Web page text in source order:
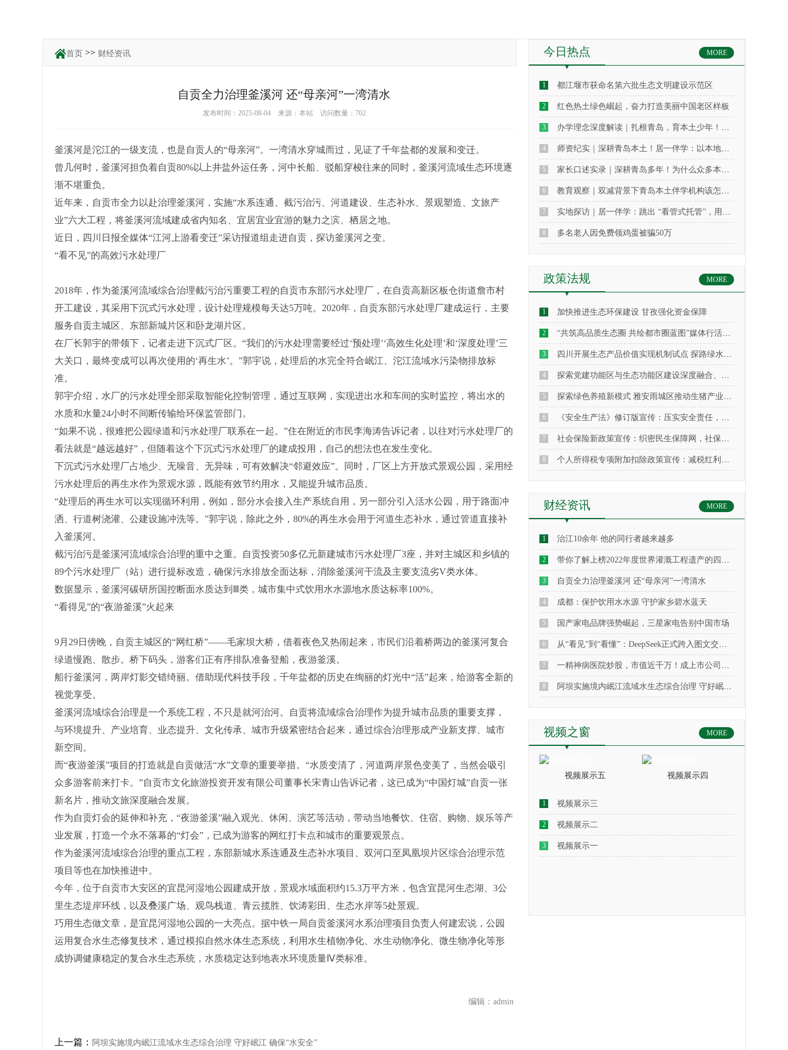
首页 >> 财经资讯
自贡全力治理釜溪河 还“母亲河”一湾清水
发布时间：2025-08-04 来源：本站 访问数量：702
釜溪河是沱江的一级支流，也是自贡人的“母亲河”。一湾清水穿城而过，见证了千年盐都的发展和变迁。
曾几何时，釜溪河担负着自贡80%以上井盐外运任务，河中长船、驳船穿梭往来的同时，釜溪河流域生态环境逐
渐不堪重负。
近年来，自贡市全力以赴治理釜溪河，实施“水系连通、截污治污、河道建设、生态补水、景观塑造、文旅产
业”六大工程，将釜溪河流域建成省内知名、宜居宜业宜游的魅力之滨、栖居之地。
近日，四川日报全媒体“江河上游看变迁”采访报道组走进自贡，探访釜溪河之变。
“看不见”的高效污水处理厂
2018年，作为釜溪河流域综合治理截污治污重要工程的自贡市东部污水处理厂，在自贡高新区板仓街道詹市村
开工建设，其采用下沉式污水处理，设计处理规模每天达5万吨。2020年，自贡东部污水处理厂建成运行，主要
服务自贡主城区、东部新城片区和卧龙湖片区。
在厂长郭宇的带领下，记者走进下沉式厂区。“我们的污水处理需要经过‘预处理’‘高效生化处理’和‘深度处理’三
大关口，最终变成可以再次使用的‘再生水’。”郭宇说，处理后的水完全符合岷江、沱江流域水污染物排放标
准。
郭宇介绍，水厂的污水处理全部采取智能化控制管理，通过互联网，实现进出水和车间的实时监控，将出水的
水质和水量24小时不间断传输给环保监管部门。
“如果不说，很难把公园绿道和污水处理厂联系在一起。”住在附近的市民李海涛告诉记者，以往对污水处理厂的
看法就是“越远越好”，但随着这个下沉式污水处理厂的建成投用，自己的想法也在发生变化。
下沉式污水处理厂占地少、无噪音、无异味，可有效解决“邻避效应”。同时，厂区上方开放式景观公园，采用经
污水处理后的再生水作为景观水源，既能有效节约用水，又能提升城市品质。
“处理后的再生水可以实现循环利用，例如，部分水会接入生产系统自用，另一部分引入活水公园，用于路面冲
洒、行道树浇灌、公建设施冲洗等。”郭宇说，除此之外，80%的再生水会用于河道生态补水，通过管道直接补
入釜溪河。
截污治污是釜溪河流域综合治理的重中之重。自贡投资50多亿元新建城市污水处理厂3座，并对主城区和乡镇的
89个污水处理厂（站）进行提标改造，确保污水排放全面达标，消除釜溪河干流及主要支流劣V类水体。
数据显示，釜溪河碳研所国控断面水质达到Ⅲ类，城市集中式饮用水水源地水质达标率100%。
“看得见”的“夜游釜溪”火起来
9月29日傍晚，自贡主城区的“网红桥”——毛家坝大桥，借着夜色又热闹起来，市民们沿着桥两边的釜溪河复合
绿道慢跑、散步。桥下码头，游客们正有序排队准备登船，夜游釜溪。
船行釜溪河，两岸灯影交错绮丽。借助现代科技手段，千年盐都的历史在绚丽的灯光中“活”起来，给游客全新的
视觉享受。
釜溪河流域综合治理是一个系统工程，不只是就河治河。自贡将流域综合治理作为提升城市品质的重要支撑，
与环境提升、产业培育、业态提升、文化传承、城市升级紧密结合起来，通过综合治理形成产业新支撑、城市
新空间。
而“夜游釜溪”项目的打造就是自贡做活“水”文章的重要举措。“水质变清了，河道两岸景色变美了，当然会吸引
众多游客前来打卡。”自贡市文化旅游投资开发有限公司董事长宋青山告诉记者，这已成为“中国灯城”自贡一张
新名片，推动文旅深度融合发展。
作为自贡灯会的延伸和补充，“夜游釜溪”融入观光、休闲、演艺等活动，带动当地餐饮、住宿、购物、娱乐等产
业发展，打造一个永不落幕的“灯会”，已成为游客的网红打卡点和城市的重要观景点。
作为釜溪河流域综合治理的重点工程，东部新城水系连通及生态补水项目、双河口至凤凰坝片区综合治理示范
项目等也在加快推进中。
今年，位于自贡市大安区的宜昆河湿地公园建成开放，景观水域面积约15.3万平方米，包含宜昆河生态湖、3公
里生态堤岸环线，以及叠溪广场、观鸟栈道、青云揽胜、饮涛彩田、生态水岸等5处景观。
巧用生态做文章，是宜昆河湿地公园的一大亮点。据中铁一局自贡釜溪河水系治理项目负责人何建宏说，公园
运用复合水生态修复技术，通过模拟自然水体生态系统，利用水生植物净化、水生动物净化、微生物净化等形
成协调健康稳定的复合水生态系统，水质稳定达到地表水环境质量Ⅳ类标准。
编辑：admin
上一篇： 阿坝实施境内岷江流域水生态综合治理 守好岷江 确保“水安全”
今日热点 MORE
1 都江堰市获命名第六批生态文明建设示范区
2 红色热土绿色崛起，奋力打造美丽中国老区样板
3 办学理念深度解读｜扎根青岛，育本土少年！居一伴学：“伴” 为先，育为本，深耕本土课后教育
4 师资纪实｜深耕青岛本土！居一伴学：以本地化稳定师资，护航青岛孩子课后成长
5 家长口述实录｜深耕青岛多年！为什么众多本地家庭长期选择居一伴学？
6 教育观察｜双减背景下青岛本土伴学机构该怎么做？居一伴学给出本土化实践答案
7 实地探访｜居一伴学：跳出 “看管式托管”，用长效陪伴重构青岛孩子课后成长空间
8 多名老人因免费领鸡蛋被骗50万
政策法规 MORE
1 加快推进生态环保建设 甘孜强化资金保障
2 “共筑高品质生态圈 共绘都市圈蓝图”媒体行活动走进成都
3 四川开展生态产品价值实现机制试点 探路绿水青山变现
4 探索党建功能区与生态功能区建设深度融合、一体化发展
5 探索绿色养殖新模式 雅安雨城区推动生猪产业升级
6 《安全生产法》修订版宣传：压实安全责任，筑牢发展底线
7 社会保险新政策宣传：织密民生保障网，社保服务更便民
8 个人所得税专项附加扣除政策宣传：减税红利精准直达，惠民服务优化升级
财经资讯 MORE
1 治江10余年 他的同行者越来越多
2 带你了解上榜2022年度世界灌溉工程遗产的四川通济堰
3 自贡全力治理釜溪河 还“母亲河”一湾清水
4 成都：保护饮用水水源 守护家乡碧水蓝天
5 国产家电品牌强势崛起，三星家电告别中国市场
6 从“看见”到“看懂”：DeepSeek正式跨入图文交互时代
7 一精神病医院炒股，市值近千万！成上市公司前十大股东！最新回应来了
8 阿坝实施境内岷江流域水生态综合治理 守好岷江 确保“水安全”
视频之窗 MORE
视频展示五 视频展示四
1 视频展示三
2 视频展示二
3 视频展示一